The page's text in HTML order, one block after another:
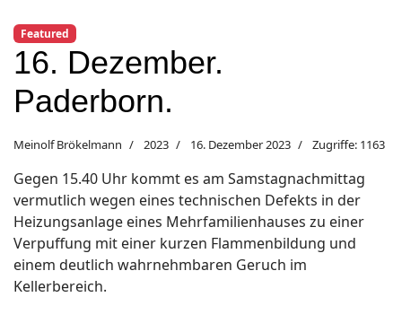
Featured
16. Dezember.
Paderborn.
Meinolf Brökelmann 2023 16. Dezember 2023 Zugriffe: 1163
Gegen 15.40 Uhr kommt es am Samstagnachmittag
vermutlich wegen eines technischen Defekts in der
Heizungsanlage eines Mehrfamilienhauses zu einer
Verpuffung mit einer kurzen Flammenbildung und
einem deutlich wahrnehmbaren Geruch im
Kellerbereich.